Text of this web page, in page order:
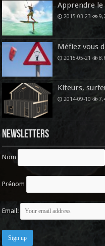
Apprendre
2015-03-23
Méfiez vous
2015-05-21
Kiteurs,
2014-09-10
Newsletters
Nom
Prénom
Email: